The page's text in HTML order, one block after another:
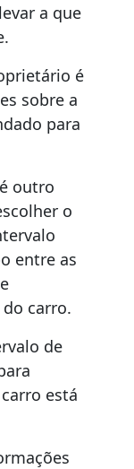
a que
é
sobre a
para
outro
o
entre as
carro.
de
está